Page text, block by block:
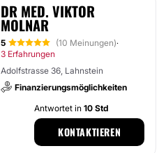
DR MED. VIKTOR
MOLNAR
5 (10 Meinungen)·
3 Erfahrungen
Adolfstrasse 36, Lahnstein
Finanzierungsmöglichkeiten
Antwortet in 10 Std
KONTAKTIEREN